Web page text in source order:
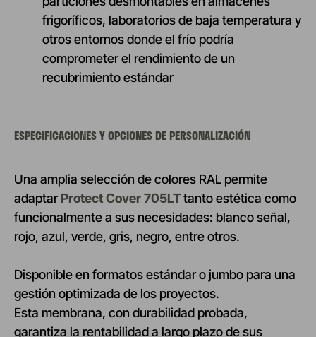
frigoríficos, laboratorios de baja temperatura y
otros entornos donde el frío podría
comprometer el rendimiento de un
recubrimiento estándar
ESPECIFICACIONES Y OPCIONES DE PERSONALIZACIÓN
Una amplia selección de colores RAL permite
adaptarProtect Cover 705LTtanto estética como
funcionalmente a sus necesidades: blanco señal,
rojo, azul, verde, gris, negro, entre otros.
Disponible en formatos estándar o jumbo para una
gestión optimizada de los proyectos.
Esta membrana, con durabilidad probada,
garantiza la rentabilidad a largo plazo de sus